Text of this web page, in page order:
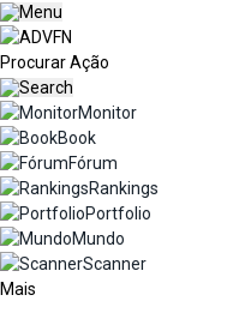
Monitor
Book
Fórum
Rankings
Portfolio
Mundo
Scanner
Mais